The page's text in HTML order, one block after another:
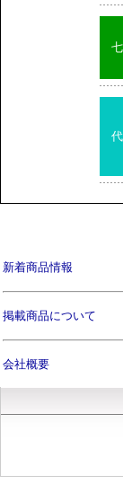
新着商品情報
掲載商品について
会社概要